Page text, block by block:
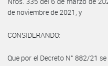
de noviembre de 2021, y
CONSIDERANDO:
Que por el Decreto N° 882/21